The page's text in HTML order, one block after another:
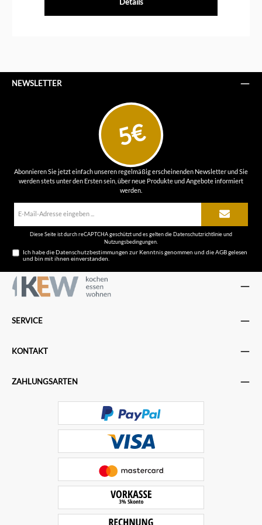
NEWSLETTER
5€
Abonnieren Sie jetzt einfach unseren regelmäßig erscheinenden Newsletter und Sie
werden stets unter den Ersten sein, über neue Produkte und Angebote informiert
werden.
Diese Seite ist durch reCAPTCHA geschützt und es gelten dieDatenschutzrichtlinieund
Nutzungsbedingungen
Ich habe dieDatenschutzbestimmungen zur Kenntnis genommen und dieAGBgelesen
und bin mit ihnen einverstanden.
SERVICE
KONTAKT
ZAHLUNGSARTEN